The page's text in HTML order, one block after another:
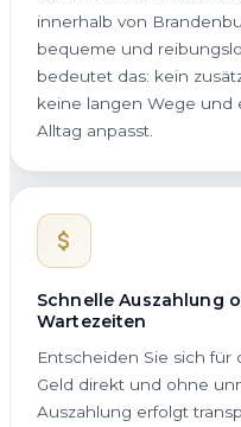
innerhalb von
bequeme und
bedeutet das: kein
keine langen Wege und
Alltag anpasst.
Schnelle Auszahlung
Wartezeiten
Entscheiden Sie sich für
Geld direkt und ohne
Auszahlung erfolgt